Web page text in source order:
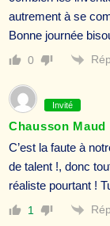
autrement à se
Bonne journée
0
Invité
Chausson Maud
C’est la faute à
de talent !, donc
réaliste pourtant !
1